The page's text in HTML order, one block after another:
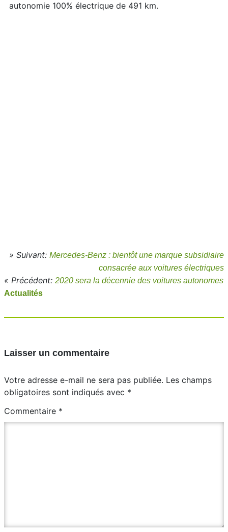
autonomie 100% électrique de 491 km.
» Suivant: Mercedes-Benz : bientôt une marque subsidiaire
consacrée aux voitures électriques
« Précédent: 2020 sera la décennie des voitures autonomes
Actualités
Laisser un commentaire
Votre adresse e-mail ne sera pas publiée. Les champs
obligatoires sont indiqués avec *
Commentaire *